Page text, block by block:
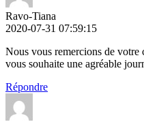
Ravo-Tiana
2020-07-31 07:59:15
Nous vous remercions de
vous souhaite une agréable
Répondre